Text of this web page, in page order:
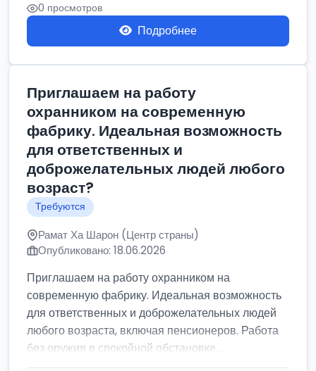
0 просмотров
Подробнее
Приглашаем на работу
охранником на современную
фабрику. Идеальная возможность
для ответственных и
доброжелательных людей любого
возраст?
Требуются
Рамат Ха Шарон (Центр страны)
Опубликовано: 18.06.2026
Приглашаем на работу охранником на
современную фабрику. Идеальная возможность
для ответственных и доброжелательных людей
любого возраста, включая пенсионеров. Работа
без оружия в спокойной обстановке....